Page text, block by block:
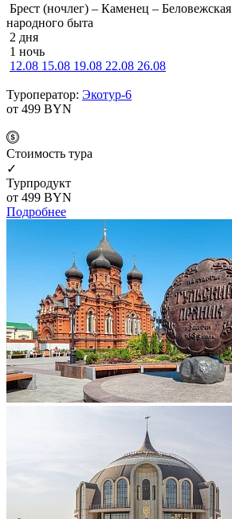
Брест (ночлег) – Каменец –
народного быта
2 дня
1 ночь
12.08 15.08 19.08 22.08 26.08
Туроператор: Экотур-6
от 499 BYN
Cтоимость тура
✓
Турпродукт
от 499 BYN
Подробнее